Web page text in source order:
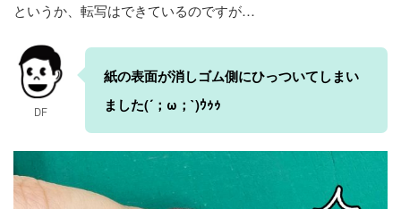
というか、転写はできているのですが…
DF
紙の表面が消しゴム側にひっついてしまい
ました(´；ω；`)ｳｩｩ